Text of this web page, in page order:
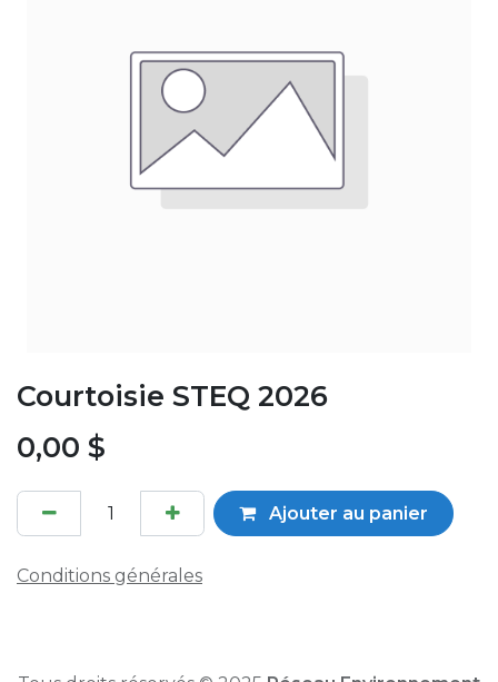
Courtoisie STEQ 2026
0,00 $
Ajouter au panier
Conditions générales